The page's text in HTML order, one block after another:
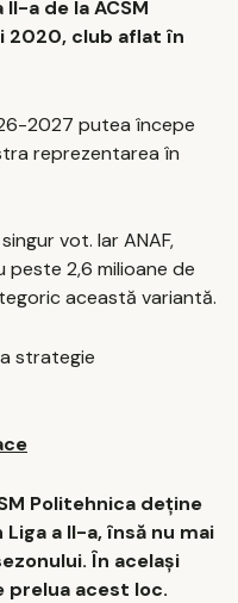
a de la ACSM
2020, club aflat în
2027 putea începe
reprezentarea în
vot. Iar ANAF,
peste 2,6 milioane de
această variantă.
strategie
Politehnica deține
a II-a, însă nu mai
În același
prelua acest loc.